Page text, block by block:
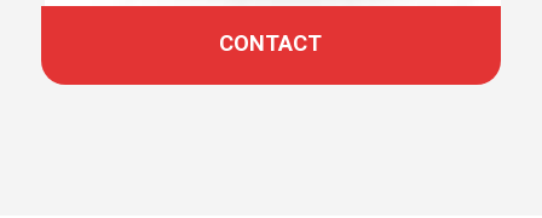
CONTACT